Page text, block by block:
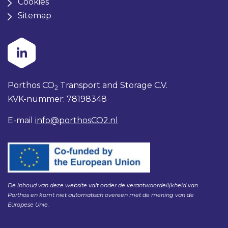
Sitemap
Porthos CO2 Transport and Storage C.V.
KVK-nummer: 78198348
E-mail info@porthosCO2.nl
De inhoud van deze website valt onder de verantwoordelijkheid van
Porthos en komt niet automatisch overeen met de mening van de
Europese Unie.